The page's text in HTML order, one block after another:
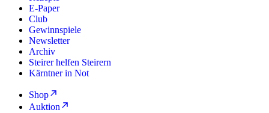
E-Paper
Club
Gewinnspiele
Newsletter
Archiv
Steirer helfen Steirern
Kärntner in Not
Shop
Auktion